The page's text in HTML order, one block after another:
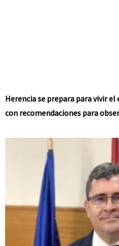
Herencia se prepara para vivir
con recomendaciones para